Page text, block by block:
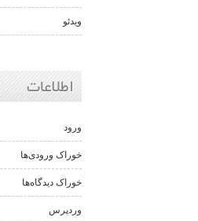
اطلاعات
خوراک ورودی‌ها
خوراک دیدگاه‌ها
وردپرس